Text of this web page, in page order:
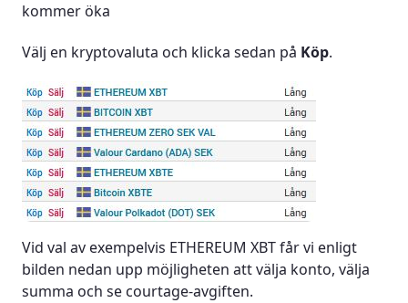
kommer öka
Välj en kryptovaluta och klicka sedan på Köp.
Vid val av exempelvis ETHEREUM XBT får vi enligt
bilden nedan upp möjligheten att välja konto, välja
summa och se courtage-avgiften.